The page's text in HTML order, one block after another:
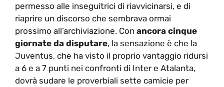
permesso alle inseguitrici di riavvicinarsi, e di
riaprire un discorso che sembrava ormai
prossimo all’archiviazione. Con ancora cinque
giornate da disputare, la sensazione è che la
Juventus, che ha visto il proprio vantaggio ridursi
a 6 e a 7 punti nei confronti di Inter e Atalanta,
dovrà sudare le proverbiali sette camicie per